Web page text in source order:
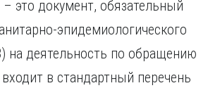
Тюмень
У
Улан-Удэ
это документ, обязательный
эпидемиологического
на деятельность по обращению
в стандартный перечень